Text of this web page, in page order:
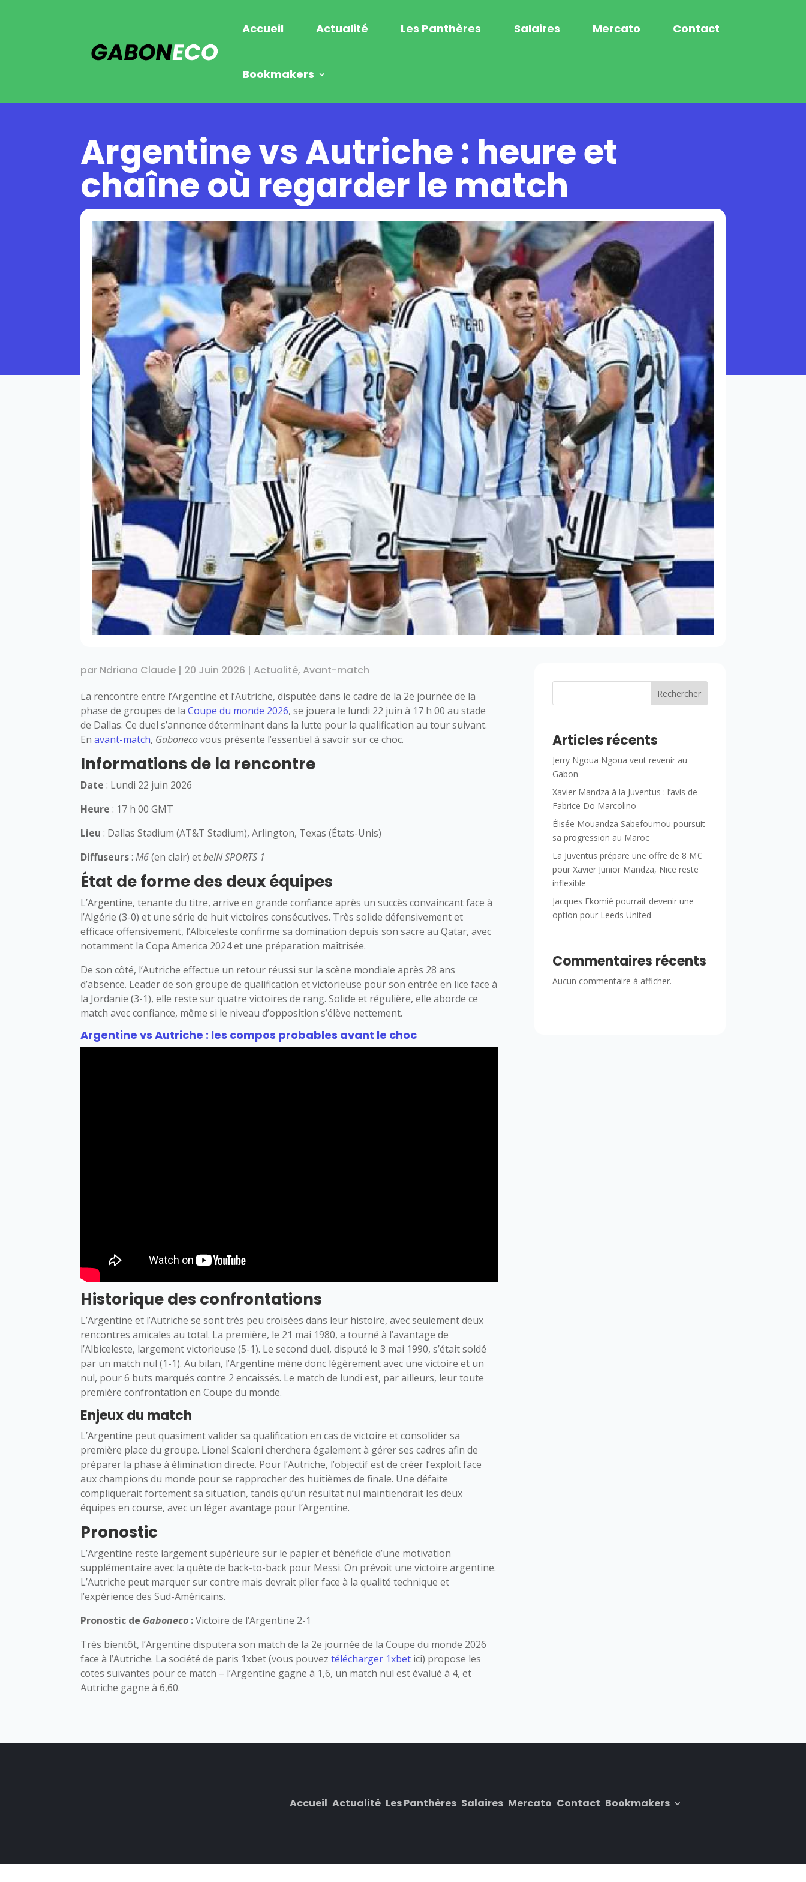
Accueil Actualité Les Panthères Salaires Mercato Contact
Bookmakers
Argentine vs Autriche : heure et
chaîne où regarder le match
par Ndriana Claude | 20 Juin 2026 |Actualité,Avant-match
La rencontre entre l’Argentine et l’Autriche, disputée dans le cadre de la 2e journée de la
phase de groupes de laCoupe du monde 2026, se jouera le lundi 22 juin à 17 h 00 au stade
de Dallas. Ce duel s’annonce déterminant dans la lutte pour la qualification au tour suivant.
Enavant-match, Gabonecovous présente l’essentiel à savoir sur ce choc.
Informations de la rencontre
Date : Lundi 22 juin 2026
Heure : 17 h 00 GMT
Lieu: Dallas Stadium (AT&T Stadium), Arlington, Texas (États-Unis)
Diffuseurs: M6(en clair) etbeIN SPORTS 1
État de forme des deux équipes
L’Argentine, tenante du titre, arrive en grande confiance après un succès convaincant face à
l’Algérie (3-0) et une série de huit victoires consécutives. Très solide défensivement et
efficace offensivement, l’Albiceleste confirme sa domination depuis son sacre au Qatar, avec
notamment la Copa America 2024 et une préparation maîtrisée.
De son côté, l’Autriche effectue un retour réussi sur la scène mondiale après 28 ans
d’absence. Leader de son groupe de qualification et victorieuse pour son entrée en lice face à
la Jordanie (3-1), elle reste sur quatre victoires de rang. Solide et régulière, elle aborde ce
match avec confiance, même si le niveau d’opposition s’élève nettement.
Argentine vs Autriche : les compos probables avant le choc
Historique des confrontations
L’Argentine et l’Autriche se sont très peu croisées dans leur histoire, avec seulement deux
rencontres amicales au total. La première, le 21 mai 1980, a tourné à l’avantage de
l’Albiceleste, largement victorieuse (5-1). Le second duel, disputé le 3 mai 1990, s’était soldé
par un match nul (1-1). Au bilan, l’Argentine mène donc légèrement avec une victoire et un
nul, pour 6 buts marqués contre 2 encaissés. Le match de lundi est, par ailleurs, leur toute
première confrontation en Coupe du monde.
Enjeux du match
L’Argentine peut quasiment valider sa qualification en cas de victoire et consolider sa
première place du groupe. Lionel Scaloni cherchera également à gérer ses cadres afin de
préparer la phase à élimination directe. Pour l’Autriche, l’objectif est de créer l’exploit face
aux champions du monde pour se rapprocher des huitièmes de finale. Une défaite
compliquerait fortement sa situation, tandis qu’un résultat nul maintiendrait les deux
équipes en course, avec un léger avantage pour l’Argentine.
Pronostic
L’Argentine reste largement supérieure sur le papier et bénéficie d’une motivation
supplémentaire avec la quête de back-to-back pour Messi. On prévoit une victoire argentine.
L’Autriche peut marquer sur contre mais devrait plier face à la qualité technique et
l’expérience des Sud-Américains.
Pronostic de Gaboneco :Victoire de l’Argentine 2-1
Très bientôt, l’Argentine disputera son match de la 2e journée de la Coupe du monde 2026
face à l’Autriche. La société de paris 1xbet (vous pouveztélécharger 1xbet ici) propose les
cotes suivantes pour ce match – l’Argentine gagne à 1,6, un match nul est évalué à 4, et
Autriche gagne à 6,60.
Rechercher
Articles récents
Jerry Ngoua Ngoua veut revenir au
Gabon
Xavier Mandza à la Juventus : l’avis de
Fabrice Do Marcolino
Élisée Mouandza Sabefoumou poursuit
sa progression au Maroc
La Juventus prépare une offre de 8 M€
pour Xavier Junior Mandza, Nice reste
inflexible
Jacques Ekomié pourrait devenir une
option pour Leeds United
Commentaires récents
Aucun commentaire à afficher.
Accueil Actualité Les Panthères Salaires Mercato Contact Bookmakers